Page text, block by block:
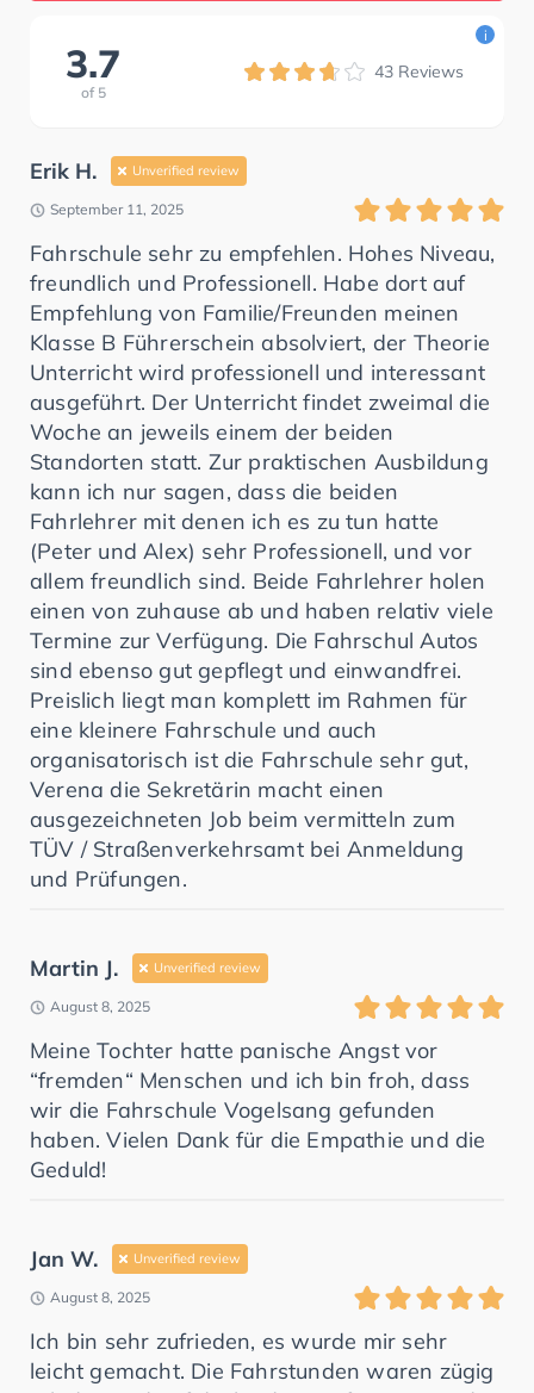
3.7
of 5
43 Reviews
i
Erik H. Unverified review
September 11, 2025
Fahrschule sehr zu empfehlen. Hohes Niveau,
freundlich und Professionell. Habe dort auf
Empfehlung von Familie/Freunden meinen
Klasse B Führerschein absolviert, der Theorie
Unterricht wird professionell und interessant
ausgeführt. Der Unterricht findet zweimal die
Woche an jeweils einem der beiden
Standorten statt. Zur praktischen Ausbildung
kann ich nur sagen, dass die beiden
Fahrlehrer mit denen ich es zu tun hatte
(Peter und Alex) sehr Professionell, und vor
allem freundlich sind. Beide Fahrlehrer holen
einen von zuhause ab und haben relativ viele
Termine zur Verfügung. Die Fahrschul Autos
sind ebenso gut gepflegt und einwandfrei.
Preislich liegt man komplett im Rahmen für
eine kleinere Fahrschule und auch
organisatorisch ist die Fahrschule sehr gut,
Verena die Sekretärin macht einen
ausgezeichneten Job beim vermitteln zum
TÜV / Straßenverkehrsamt bei Anmeldung
und Prüfungen.
Martin J. Unverified review
August 8, 2025
Meine Tochter hatte panische Angst vor
“fremden“ Menschen und ich bin froh, dass
wir die Fahrschule Vogelsang gefunden
haben. Vielen Dank für die Empathie und die
Geduld!
Jan W. Unverified review
August 8, 2025
Ich bin sehr zufrieden, es wurde mir sehr
leicht gemacht. Die Fahrstunden waren zügig